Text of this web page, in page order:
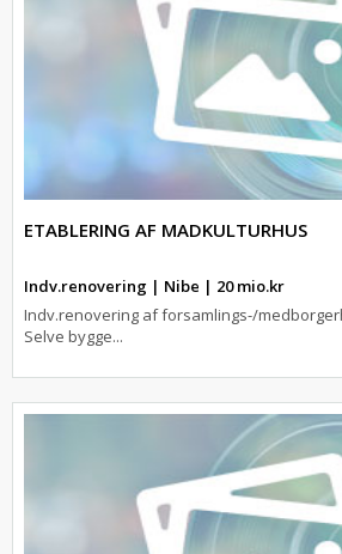
ETABLERING AF MADKULTURHUS
Indv.renovering | Nibe | 20 mio.kr
Indv.renovering af forsamlings-/
Selve bygge...